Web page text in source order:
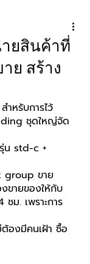
ยสินค้าที่
ย สร้าง
หรับการไว้
ชุดใหญ่จัด
น std-c +
group ขาย
ขายของให้กับ
ชม. เพราะการ
ต้องมีคนเฝ้า ซื้อ